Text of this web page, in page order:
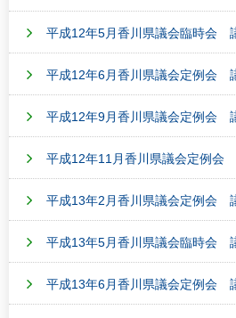
平成12年5月香川県議会臨時会
平成12年6月香川県議会定例会
平成12年9月香川県議会定例会
平成12年11月香川県議会定例会
平成13年2月香川県議会定例会
平成13年5月香川県議会臨時会
平成13年6月香川県議会定例会